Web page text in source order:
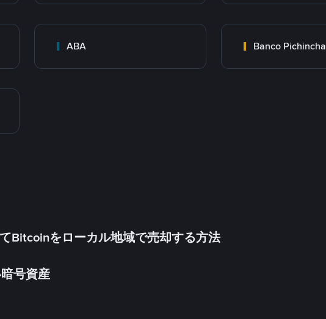
ABA Banco Pichincha
Bitcoinをローカル地域で売却する方法
号資産